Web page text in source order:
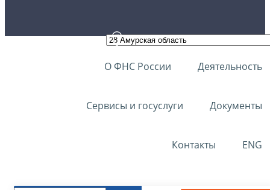
О ФНС России Деятельность
Сервисы и госуслуги Документы
Контакты ENG